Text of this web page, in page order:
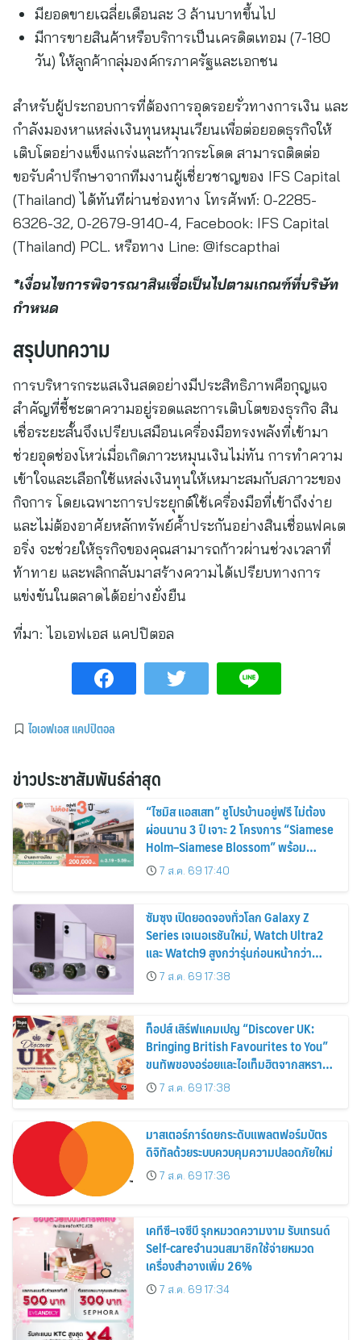
มียอดขายเฉลี่ยเดือนละ 3 ล้านบาทขึ้นไป
มีการขายสินค้าหรือบริการเป็นเครดิตเทอม (7-180
วัน) ให้ลูกค้ากลุ่มองค์กรภาครัฐและเอกชน
สำหรับผู้ประกอบการที่ต้องการอุดรอยรั่วทางการเงิน และ
กำลังมองหาแหล่งเงินทุนหมุนเวียนเพื่อต่อยอดธุรกิจให้
เติบโตอย่างแข็งแกร่งและก้าวกระโดด สามารถติดต่อ
ขอรับคำปรึกษาจากทีมงานผู้เชี่ยวชาญของ IFS Capital
(Thailand) ได้ทันทีผ่านช่องทาง โทรศัพท์: 0-2285-
6326-32, 0-2679-9140-4, Facebook: IFS Capital
(Thailand) PCL. หรือทาง Line: @ifscapthai
*เงื่อนไขการพิจารณาสินเชื่อเป็นไปตามเกณฑ์ที่บริษัท
กำหนด
สรุปบทความ
การบริหารกระแสเงินสดอย่างมีประสิทธิภาพคือกุญแจ
สำคัญที่ชี้ชะตาความอยู่รอดและการเติบโตของธุรกิจ สิน
เชื่อระยะสั้นจึงเปรียบเสมือนเครื่องมือทรงพลังที่เข้ามา
ช่วยอุดช่องโหว่เมื่อเกิดภาวะหมุนเงินไม่ทัน การทำความ
เข้าใจและเลือกใช้แหล่งเงินทุนให้เหมาะสมกับสภาวะของ
กิจการ โดยเฉพาะการประยุกต์ใช้เครื่องมือที่เข้าถึงง่าย
และไม่ต้องอาศัยหลักทรัพย์ค้ำประกันอย่างสินเชื่อแฟคเต
อริ่ง จะช่วยให้ธุรกิจของคุณสามารถก้าวผ่านช่วงเวลาที่
ท้าทาย และพลิกกลับมาสร้างความได้เปรียบทางการ
แข่งขันในตลาดได้อย่างยั่งยืน
ที่มา: ไอเอฟเอส แคปปิตอล
ไอเอฟเอส แคปปิตอล
ข่าวประชาสัมพันธ์ล่าสุด
“ไซมิส แอสเสท” ชูโปรบ้านอยู่ฟรี ไม่ต้อง
ผ่อนนาน 3 ปี เจาะ 2 โครงการ “Siamese
Holm–Siamese Blossom” พร้อม
ส่วนลดและสิทธิพิเศษถึง 31 สิงหาคม
2569
7 ส.ค. 69 17:40
ซัมซุง เปิดยอดจองทั่วโลก Galaxy Z
Series เจเนอเรชันใหม่, Watch Ultra2
และ Watch9 สูงกว่ารุ่นก่อนหน้ากว่า
30%7 ส.ค. 69 17:38
ท็อปส์ เสิร์ฟแคมเปญ “Discover UK:
Bringing British Favourites to You”
ขนทัพของอร่อยและไอเท็มฮิตจากสหราช
อาณาจักร ส่งตรงถึงมือตั้งแต่วันนี้ – 18
สิงหาคมนี้
7 ส.ค. 69 17:38
มาสเตอร์การ์ดยกระดับแพลตฟอร์มบัตร
ดิจิทัลด้วยระบบควบคุมความปลอดภัยใหม่
7 ส.ค. 69 17:36
เคทีซี–เจซีบี รุกหมวดความงาม รับเทรนด์
Self-careจำนวนสมาชิกใช้จ่ายหมวด
เครื่องสำอางเพิ่ม 26%
7 ส.ค. 69 17:34